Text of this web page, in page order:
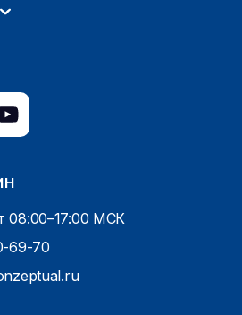
08:00–17:00 МСК
69-70